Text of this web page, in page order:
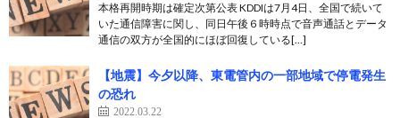
本格再開時期は確定次第公表 KDDIは7月4日、全国で続いて
いた通信障害に関し、同日午後６時時点で音声通話とデータ
通信の双方が全国的にほぼ回復している[…]
【地震】今夕以降、東電管内の一部地域で停電発生
の恐れ
2022.03.22